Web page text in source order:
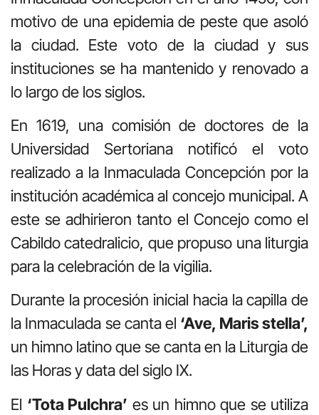
motivo de una epidemia de peste que asoló
la ciudad. Este voto de la ciudad y sus
instituciones se ha mantenido y renovado a
lo largo de los siglos.
En 1619, una comisión de doctores de la
Universidad Sertoriana notificó el voto
realizado a la Inmaculada Concepción por la
institución académica al concejo municipal. A
este se adhirieron tanto el Concejo como el
Cabildo catedralicio, que propuso una liturgia
para la celebración de la vigilia.
Durante la procesión inicial hacia la capilla de
la Inmaculada se canta el ‘Ave, Maris stella’,
un himno latino que se canta en la Liturgia de
las Horas y data del siglo IX.
El ‘Tota Pulchra’ es un himno que se utiliza